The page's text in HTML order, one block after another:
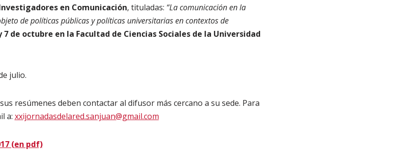
en Comunicación, tituladas: “La comunicación en la
de políticas públicas y políticas universitarias en contextos de
7 de octubre en la Facultad de Ciencias Sociales de la Universidad
julio.
resúmenes deben contactar al difusor más cercano a su sede. Para
a: xxijornadasdelared.sanjuan@gmail.com
(en pdf)